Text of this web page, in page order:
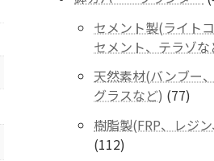
セメント製(ライト
セメント、テラゾな
天然素材(バンブー
グラスなど) 7777
の
樹脂製(FRP、レジ
112112